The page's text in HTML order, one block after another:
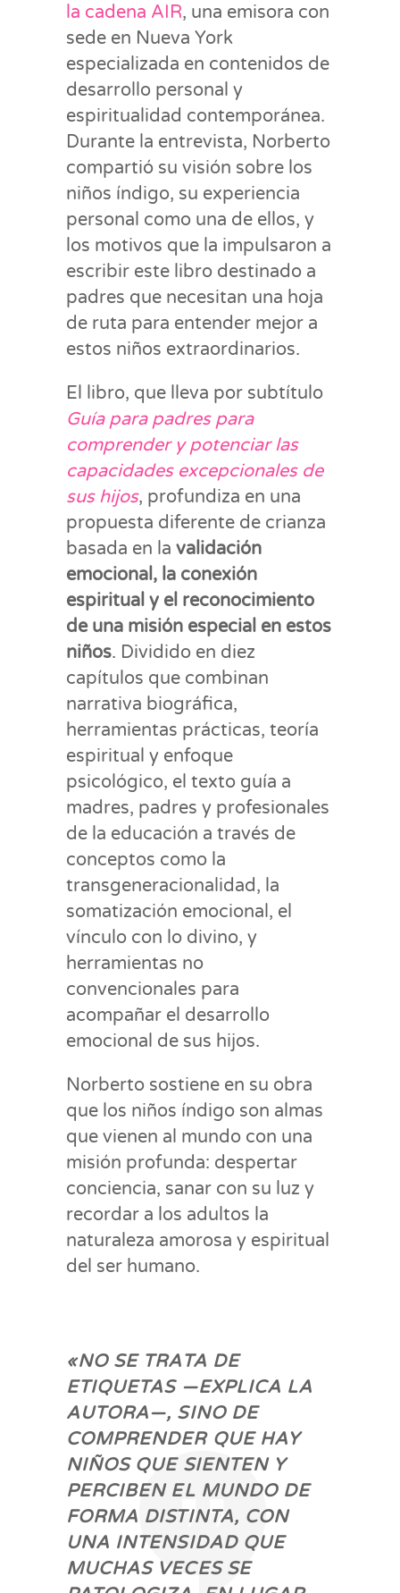
la cadena AIR, una emisora con
sede en Nueva York
especializada en contenidos de
desarrollo personal y
espiritualidad contemporánea.
Durante la entrevista, Norberto
compartió su visión sobre los
niños índigo, su experiencia
personal como una de ellos, y
los motivos que la impulsaron a
escribir este libro destinado a
padres que necesitan una hoja
de ruta para entender mejor a
estos niños extraordinarios.
El libro, que lleva por subtítulo
Guía para padres para
comprender y potenciar las
capacidades excepcionales de
sus hijos, profundiza en una
propuesta diferente de crianza
basada en la validación
emocional, la conexión
espiritual y el reconocimiento
de una misión especial en estos
niños. Dividido en diez
capítulos que combinan
narrativa biográfica,
herramientas prácticas, teoría
espiritual y enfoque
psicológico, el texto guía a
madres, padres y profesionales
de la educación a través de
conceptos como la
transgeneracionalidad, la
somatización emocional, el
vínculo con lo divino, y
herramientas no
convencionales para
acompañar el desarrollo
emocional de sus hijos.
Norberto sostiene en su obra
que los niños índigo son almas
que vienen al mundo con una
misión profunda: despertar
conciencia, sanar con su luz y
recordar a los adultos la
naturaleza amorosa y espiritual
del ser humano.
«NO SE TRATA DE
ETIQUETAS —EXPLICA LA
AUTORA—, SINO DE
COMPRENDER QUE HAY
NIÑOS QUE SIENTEN Y
PERCIBEN EL MUNDO DE
FORMA DISTINTA, CON
UNA INTENSIDAD QUE
MUCHAS VECES SE